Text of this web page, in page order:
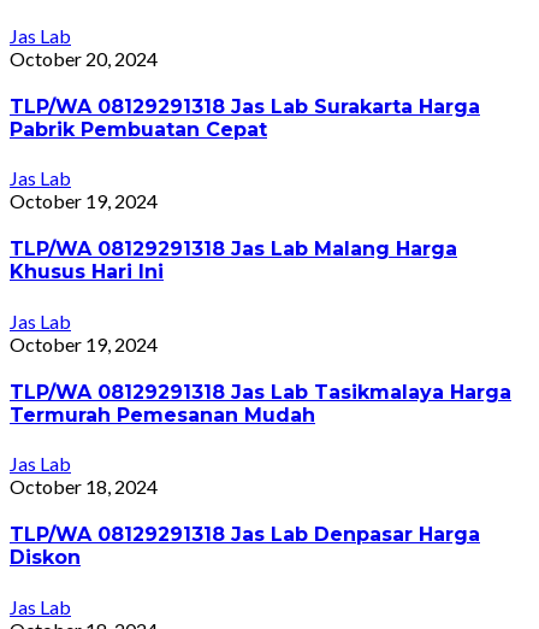
Jas Lab
October 20, 2024
TLP/WA 08129291318 Jas Lab Surakarta Harga
Pabrik Pembuatan Cepat
Jas Lab
October 19, 2024
TLP/WA 08129291318 Jas Lab Malang Harga
Khusus Hari Ini
Jas Lab
October 19, 2024
TLP/WA 08129291318 Jas Lab Tasikmalaya Harga
Termurah Pemesanan Mudah
Jas Lab
October 18, 2024
TLP/WA 08129291318 Jas Lab Denpasar Harga
Diskon
Jas Lab